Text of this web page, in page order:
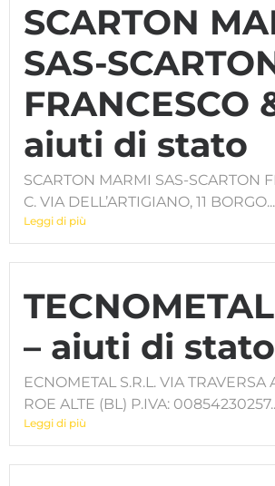
SCARTON
SAS-
FRANCESCO
aiuti di stato
SCARTON MARMI SAS-SCARTON
C. VIA DELL’ARTIGIANO, 11 BORGO...
Leggi di più
– aiuti di stato
ECNOMETAL S.R.L. VIA TRAVERSA
ROE ALTE (BL) P.IVA:
Leggi di più